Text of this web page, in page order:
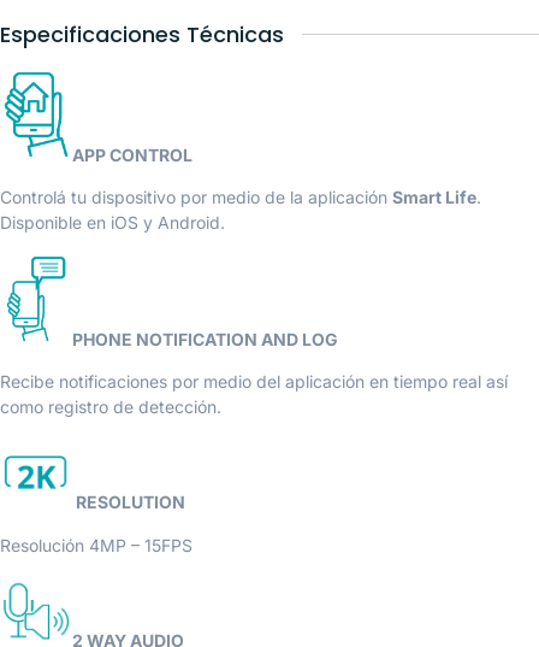
Especificaciones Técnicas
APP CONTROL
Controlá tu dispositivo por medio de la aplicación Smart Life.
Disponible en iOS y Android.
PHONE NOTIFICATION AND LOG
Recibe notificaciones por medio del aplicación en tiempo real así
como registro de detección.
RESOLUTION
Resolución 4MP – 15FPS
2 WAY AUDIO